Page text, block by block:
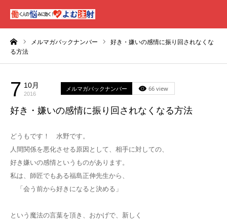
メルマガバックナンバー
好き・嫌いの感情に振り回されなくな
る方法
7 10月
2016
メルマガバックナンバー 66 view
好き・嫌いの感情に振り回されなくなる方法
どうもです！ 水野です。
人間関係を悪化させる原因として、相手に対しての、
好き嫌いの感情というものがあります。
私は、師匠でもある福島正伸先生から、
「会う前から好きになると決める」
という魔法の言葉を頂き、おかげで、新しく